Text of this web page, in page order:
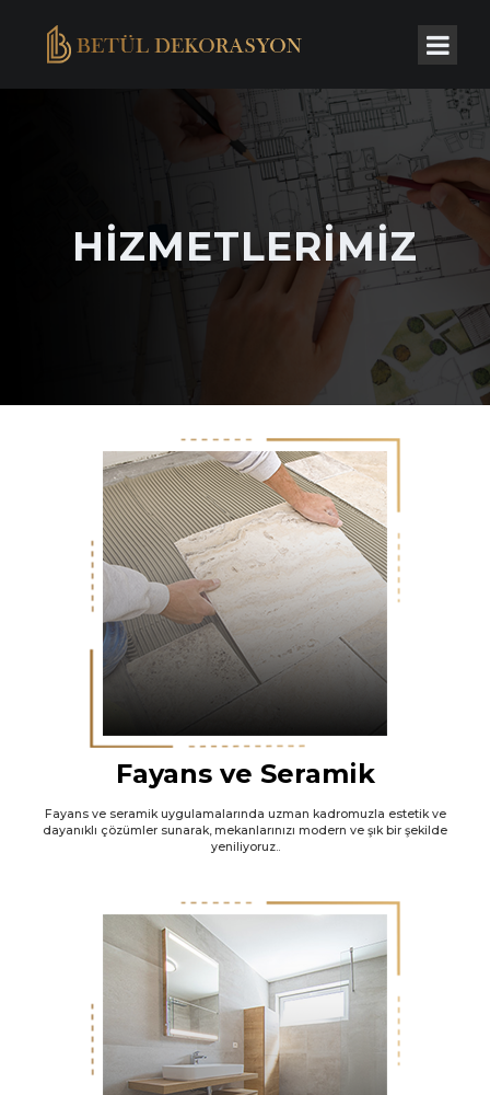
HIZMETLERIMIZ
Fayans ve Seramik
Fayans ve seramik uygulamalarında uzman kadromuzla estetik ve
dayanıklı çözümler sunarak, mekanlarınızı modern ve şık bir şekilde
yeniliyoruz..